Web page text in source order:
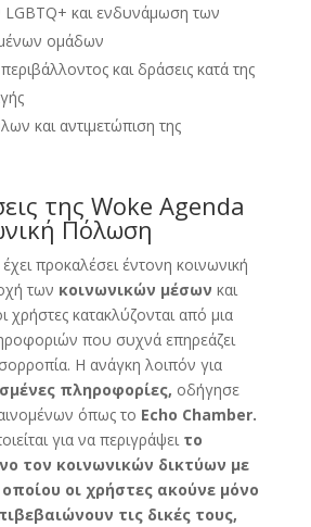
LGBTQ+ και ενδυνάμωση των
ομάδων
και δράσεις κατά της
και αντιμετώπιση της
της Woke Agenda
Πόλωση
έχει προκαλέσει έντονη κοινωνική
των κοινωνικών μέσων και
χρήστες κατακλύζονται από μια
που συχνά επηρεάζει
Η ανάγκη λοιπόν για
πληροφορίες, οδήγησε
όπως το Echo Chamber.
για να περιγράψει το
τον κοινωνικών δικτύων με
οι χρήστες ακούνε μόνο
τις δικές τους,